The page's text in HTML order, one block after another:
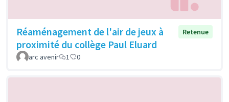
Réaménagement de l'air de jeux à
proximité du collège Paul Eluard
Retenue
arc avenir 1 0